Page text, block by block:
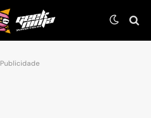
Publicidade